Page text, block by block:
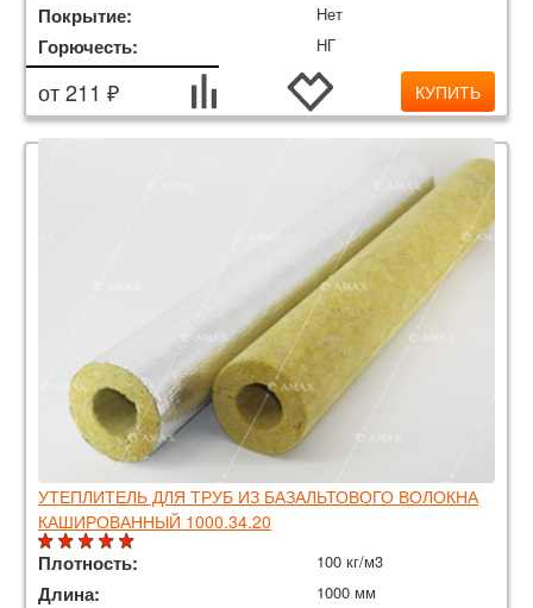
Покрытие: Нет
Горючесть: НГ
от 211 ₽ КУПИТЬ
УТЕПЛИТЕЛЬ ДЛЯ ТРУБ ИЗ БАЗАЛЬТОВОГО ВОЛОКНА
КАШИРОВАННЫЙ 1000.34.20
Плотность: 100 кг/м3
Длина: 1000 мм